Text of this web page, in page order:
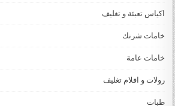
اكياس تعبئة و تغليف
خامات شرنك
خامات عامة
رولات و افلام تغليف
طبات